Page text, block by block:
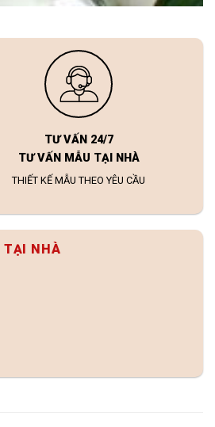
TƯ VẤN 24/7
TƯ VẤN MẪU TẠI NHÀ
THIẾT KẾ MẪU THEO YÊU CẦU
TẠI NHÀ